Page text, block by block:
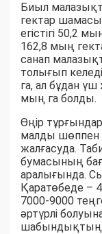
Биыл
гектар
егістігі 50,2
162,8 мың
санап
толығып
га, ал бұдан
мың га болды.
Өңір
малды
жалғасуда.
бумасының
аралығында.
Қаратөбеде –
7000-9000
әртүрлі
шабындықтың